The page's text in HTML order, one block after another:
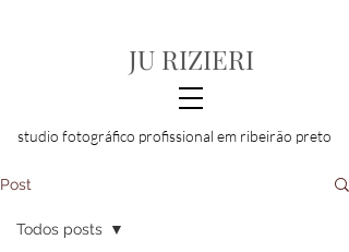
JU RIZIERI
studio fotográfico profissional em ribeirão preto
Post
Todos posts